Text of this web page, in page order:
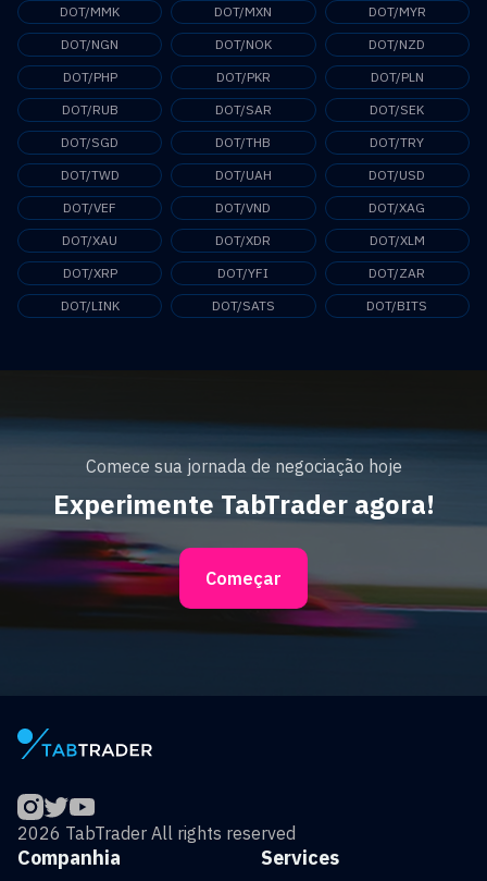
DOT/MMK
DOT/MXN
DOT/MYR
DOT/NGN
DOT/NOK
DOT/NZD
DOT/PHP
DOT/PKR
DOT/PLN
DOT/RUB
DOT/SAR
DOT/SEK
DOT/SGD
DOT/THB
DOT/TRY
DOT/TWD
DOT/UAH
DOT/USD
DOT/VEF
DOT/VND
DOT/XAG
DOT/XAU
DOT/XDR
DOT/XLM
DOT/XRP
DOT/YFI
DOT/ZAR
DOT/LINK
DOT/SATS DOT/BITS
Comece sua jornada de negociação hoje
Experimente TabTrader agora!
Começar
2026 TabTrader All rights reserved
Services
Companhia